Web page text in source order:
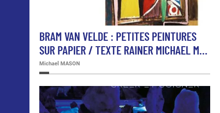
BRAM VAN VELDE : PETITES PEINTURES
SUR PAPIER / TEXTE RAINER MICHAEL M…
Michael MASON